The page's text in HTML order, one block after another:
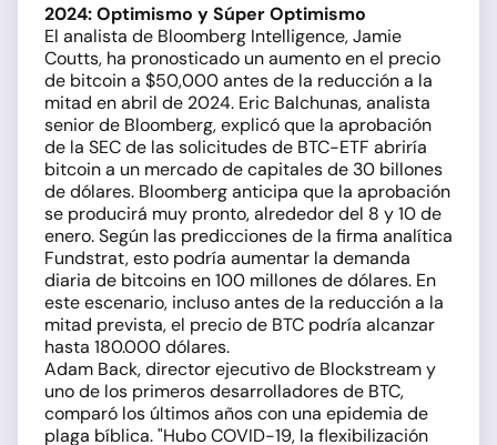
2024: Optimismo y Súper Optimismo
El analista de Bloomberg Intelligence, Jamie
Coutts, ha pronosticado un aumento en el precio
de bitcoin a $50,000 antes de la reducción a la
mitad en abril de 2024. Eric Balchunas, analista
senior de Bloomberg, explicó que la aprobación
de la SEC de las solicitudes de BTC-ETF abriría
bitcoin a un mercado de capitales de 30 billones
de dólares. Bloomberg anticipa que la aprobación
se producirá muy pronto, alrededor del 8 y 10 de
enero. Según las predicciones de la firma analítica
Fundstrat, esto podría aumentar la demanda
diaria de bitcoins en 100 millones de dólares. En
este escenario, incluso antes de la reducción a la
mitad prevista, el precio de BTC podría alcanzar
hasta 180.000 dólares.
Adam Back, director ejecutivo de Blockstream y
uno de los primeros desarrolladores de BTC,
comparó los últimos años con una epidemia de
plaga bíblica. "Hubo COVID-19, la flexibilización